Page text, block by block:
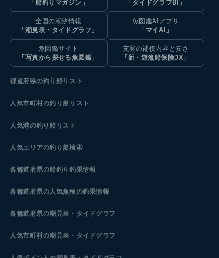
「船釣りマガジン」
「タイドグラフBI」
全国の潮汐情報
「潮見表・タイドグラフ」
魚図鑑AIアプリ
「マイAI」
魚図鑑サイト
「写真から探せる魚図鑑」
充実の補償内容と安さ
「新・遊漁船保険DX」
都道府県の釣り船リスト
人気市町村の釣り船リスト
人気港の釣り船リスト
人気エリアの釣り船検索
各都道府県の船釣り釣果情報
各都道府県の人気魚種の釣果情報
各都道府県の潮見表 ・タイドグラフ
人気市町村の潮見表・タイドグラフ